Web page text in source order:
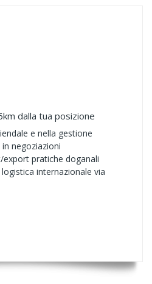
dalla tua posizione
e nella gestione
negoziazioni
pratiche doganali
internazionale via